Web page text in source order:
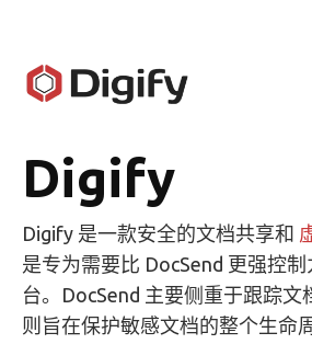
Digify
Digify 是一款安全的文档共享和
是专为需要比 DocSend 更强控
台。DocSend 主要侧重于跟踪文
则旨在保护敏感文档的整个生命